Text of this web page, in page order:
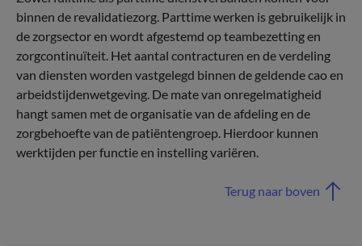
binnen de revalidatiezorg. Parttime werken is gebruikelijk in
de zorgsector en wordt afgestemd op teambezetting en
zorgcontinuïteit. Het aantal contracturen en de verdeling
van diensten worden vastgelegd binnen de geldende cao en
arbeidstijdenwetgeving. De mate van onregelmatigheid
hangt samen met de organisatie van de afdeling en de
zorgbehoefte van de patiëntengroep. Hierdoor kunnen
werktijden per functie en instelling variëren.
Terug naar boven